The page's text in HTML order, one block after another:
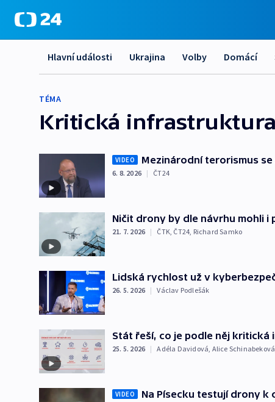
Hlavní události Ukrajina Volby Domácí
TÉMA
Kritická infrastruktura
VIDEO Mezinárodní terorismus
6. 8. 2026 | ČT24
Ničit drony by dle návrhu mohli
21. 7. 2026 | ČTK, ČT24, Richard Samko
Lidská rychlost už v
26. 5. 2026 | Václav Podlešák
Stát řeší, co je podle něj
25. 5. 2026 | Adéla Davidová, Alice Schinabeková
VIDEO Na Písecku testují drony